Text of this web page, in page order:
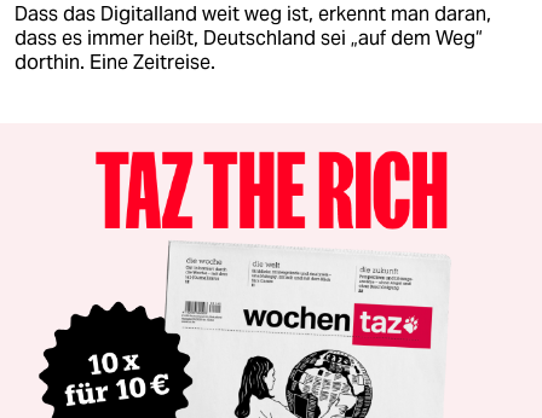
Dass das Digitalland weit weg ist, erkennt man daran,
dass es immer heißt, Deutschland sei „auf dem Weg“
dorthin. Eine Zeitreise.